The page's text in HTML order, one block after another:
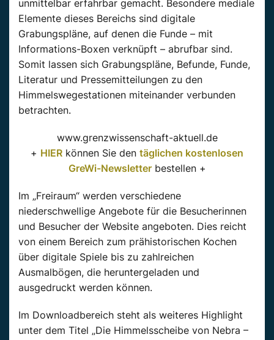
unmittelbar erfahrbar gemacht. Besondere mediale
Elemente dieses Bereichs sind digitale
Grabungspläne, auf denen die Funde – mit
Informations-Boxen verknüpft – abrufbar sind.
Somit lassen sich Grabungspläne, Befunde, Funde,
Literatur und Pressemitteilungen zu den
Himmelswegestationen miteinander verbunden
betrachten.
www.grenzwissenschaft-aktuell.de
+ HIER können Sie den täglichen kostenlosen
GreWi-Newsletterbestellen +
Im „Freiraum“ werden verschiedene
niederschwellige Angebote für die Besucherinnen
und Besucher der Website angeboten. Dies reicht
von einem Bereich zum prähistorischen Kochen
über digitale Spiele bis zu zahlreichen
Ausmalbögen, die heruntergeladen und
ausgedruckt werden können.
Im Downloadbereich steht als weiteres Highlight
unter dem Titel „Die Himmelsscheibe von Nebra –